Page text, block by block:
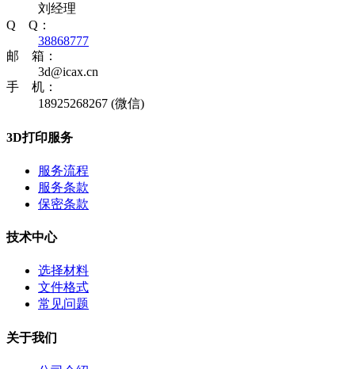
刘经理
Q Q：
38868777
邮 箱：
3d@icax.cn
手 机：
18925268267 (微信)
3D打印服务
服务流程
服务条款
保密条款
技术中心
选择材料
文件格式
常见问题
关于我们